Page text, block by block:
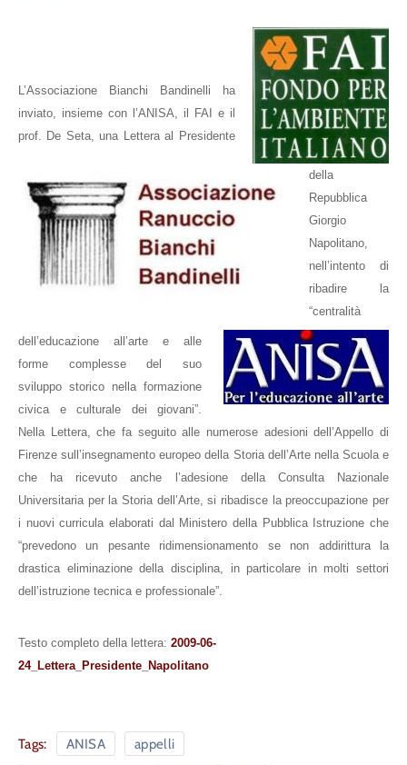
L’Associazione Bianchi Bandinelli ha
inviato, insieme con l’ANISA, il FAI e il
prof. De Seta, una Lettera al Presidente
della
Repubblica
Giorgio
Napolitano,
nell’intento di
ribadire la
“centralità
dell’educazione all’arte e alle
forme complesse del suo
sviluppo storico nella formazione
civica e culturale dei giovani”.
Nella Lettera, che fa seguito alle numerose adesioni dell’Appello di
Firenze sull’insegnamento europeo della Storia dell’Arte nella Scuola e
che ha ricevuto anche l’adesione della Consulta Nazionale
Universitaria per la Storia dell’Arte, si ribadisce la preoccupazione per
i nuovi curricula elaborati dal Ministero della Pubblica Istruzione che
“prevedono un pesante ridimensionamento se non addirittura la
drastica eliminazione della disciplina, in particolare in molti settori
dell’istruzione tecnica e professionale”.
Testo completo della lettera: 2009-06-
24_Lettera_Presidente_Napolitano
Tags: ANISA appelli